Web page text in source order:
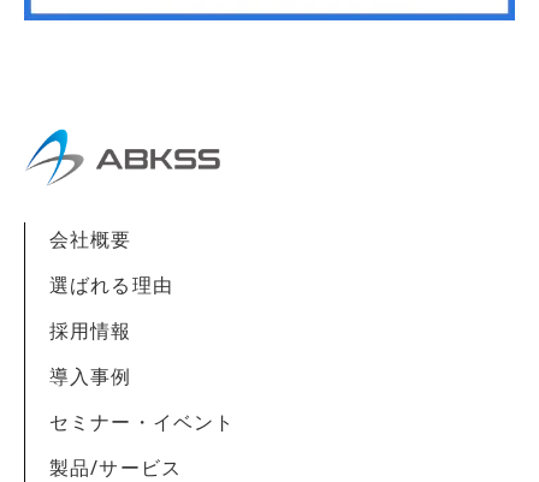
会社概要
選ばれる理由
採用情報
導入事例
セミナー・イベント
製品/サービス